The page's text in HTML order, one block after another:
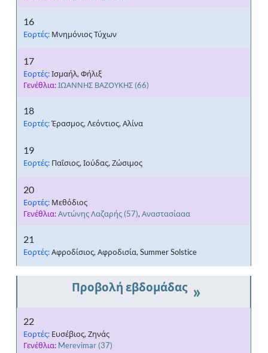
16
Εορτές: Μνημόνιος Τύχων
17
Εορτές:Ισμαήλ, Φήλιξ
Γενέθλια:ΙΩΑΝΝΗΣ ΒΑΖΟΥΚΗΣ (66)
18
Εορτές:Έρασμος, Λεόντιος, Αλίνα
19
Εορτές: Παΐσιος, Ιούδας, Ζώσιμος
20
Εορτές: Μεθόδιος
Γενέθλια:Αντώνης Λαζαρής (57), Αναστασίααα
21
Εορτές:Αφροδίσιος, Αφροδισία, Summer Solstice
»
22
Εορτές: Ευσέβιος, Ζηνάς
Γενέθλια: Merevimar (37)